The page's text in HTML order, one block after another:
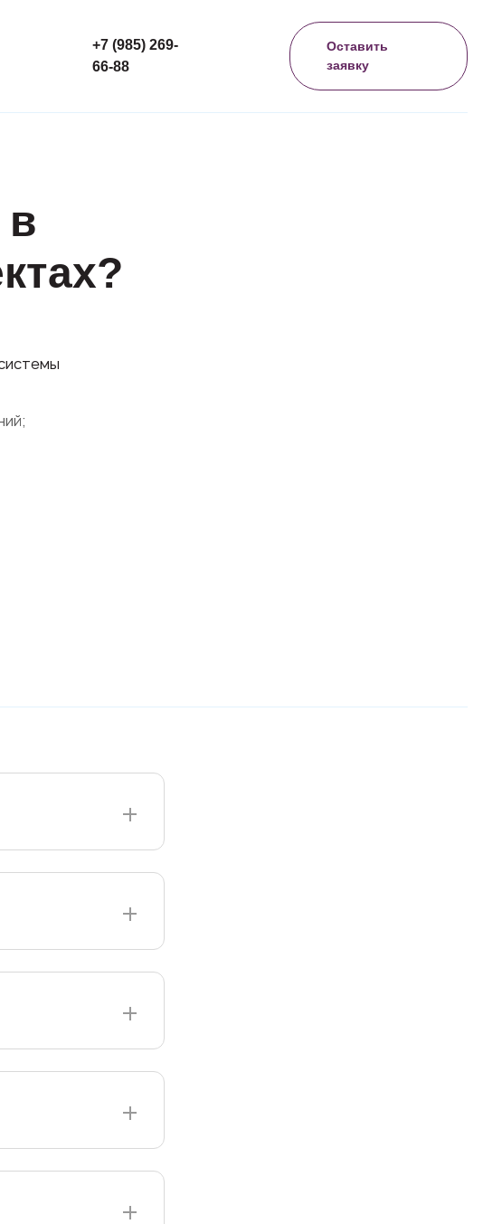
+7 (985) 269-
66-88
Оставить
заявку
в
и
в…
защите